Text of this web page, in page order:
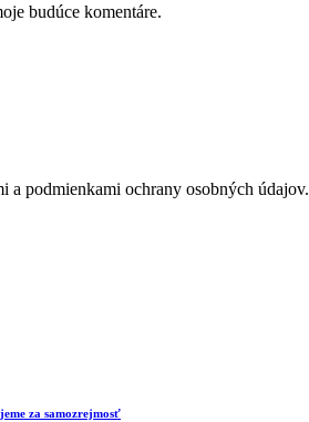
budúce komentáre.
a podmienkami ochrany osobných údajov.
za samozrejmosť